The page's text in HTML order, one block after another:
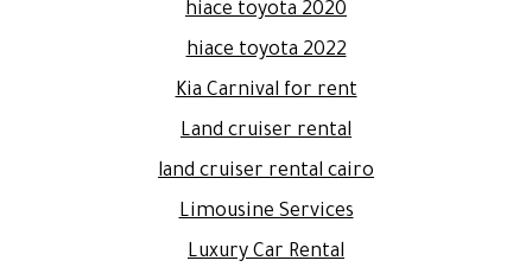
hiace toyota 2020
hiace toyota 2022
Kia Carnival for rent
Land cruiser rental
land cruiser rental cairo
Limousine Services
Luxury Car Rental